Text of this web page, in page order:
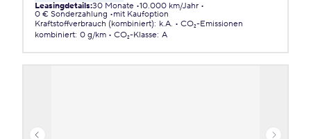
Leasingdetails:30 Monate 10.000 km/Jahr
0 € Sonderzahlung
mit Kaufoption
Kraftstoffverbrauch (kombiniert): k.A.
CO₂-Emissionen
kombiniert: 0 g/km CO₂-Klasse: A